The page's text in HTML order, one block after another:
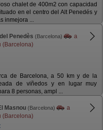
chalet de 400m2 con capacidad
en el centro del Alt Penedés y
inmejora ...
Penedès (Barcelona)
a
(Barcelona)
de Barcelona, a 50 km y de la
de viñedos y en lugar muy
8 personas, ampl ...
Masnou (Barcelona)
a
(Barcelona)